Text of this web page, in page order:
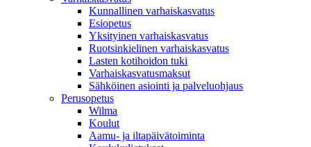
Kunnallinen varhaiskasvatus
Esiopetus
Yksityinen varhaiskasvatus
Ruotsinkielinen varhaiskasvatus
Lasten kotihoidon tuki
Varhaiskasvatusmaksut
Sähköinen asiointi ja palveluohjaus
Perusopetus
Wilma
Koulut
Aamu- ja iltapäivätoiminta